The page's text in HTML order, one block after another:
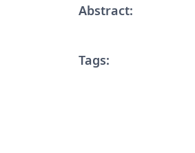
Abstract:
Tags: